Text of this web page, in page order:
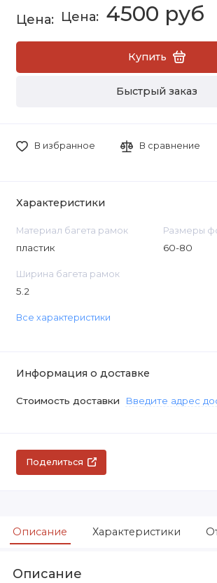
4500 руб
Купить
Быстрый заказ
В избранное В сравнение
Характеристики
Материал багета рамок
пластик
Размеры
60-80
Ширина багета рамок
5.2
Все характеристики
Информация о доставке
Стоимость доставки Введите адрес
Поделиться
Описание Характеристики
Описание